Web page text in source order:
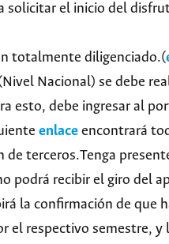
solicitar el inicio del
totalmente diligenciado.(
Nacional) se debe
esto, debe ingresar al
enlace encontrará
de terceros.Tenga
podrá recibir el giro del
la confirmación de que
el respectivo semestre, y